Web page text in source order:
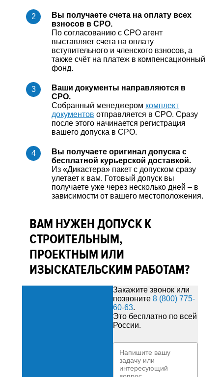
Вы получаете счета на оплату всех
взносов в СРО.
По согласованию с СРО агент
выставляет счета на оплату
вступительного и членского взносов, а
также счёт на платеж в компенсационный
фонд.
Ваши документы направляются в
СРО.
Собранный менеджером комплект
документов отправляется в СРО. Сразу
после этого начинается регистрация
вашего допуска в СРО.
Вы получаете оригинал допуска с
бесплатной курьерской доставкой.
Из «Дикастера» пакет с допуском сразу
улетает к вам. Готовый допуск вы
получаете уже через несколько дней – в
зависимости от вашего местоположения.
ВАМ НУЖЕН ДОПУСК К
СТРОИТЕЛЬНЫМ,
ПРОЕКТНЫМ ИЛИ
ИЗЫСКАТЕЛЬСКИМ РАБОТАМ?
Закажите звонок или
позвоните 8 (800) 775-
60-63.
Это бесплатно по всей
России.